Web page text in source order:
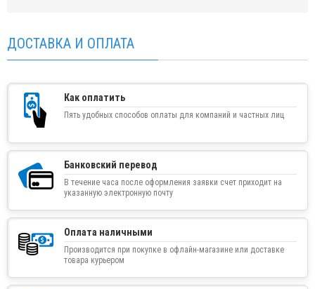
ДОСТАВКА И ОПЛАТА
Как оплатить
Пять удобных способов оплаты для компаний и частных лиц
Банковский перевод
В течение часа после оформления заявки счет приходит на
указанную электронную почту
Оплата наличными
Производится при покупке в офлайн-магазине или доставке
товара курьером